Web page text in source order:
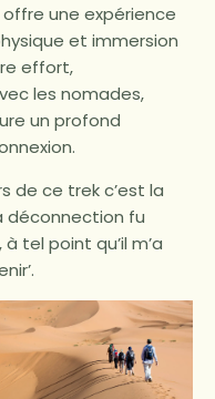
offre une expérience
et immersion
effort,
les nomades,
un profond
de ce trek c’est la
déconnection fu
tel point qu’il m’a